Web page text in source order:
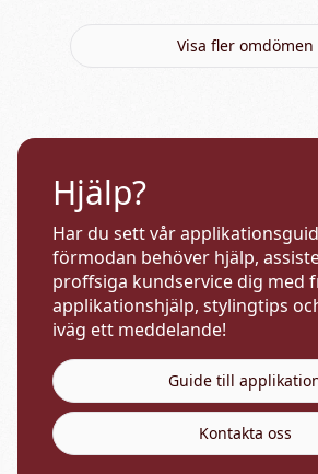
Visa fler omdömen
Hjälp?
Har du sett vår
förmodan behöver hjälp,
proffsiga kundservice dig med
applikationshjälp, stylingtips
iväg ett meddelande!
Guide till
Kontakta oss